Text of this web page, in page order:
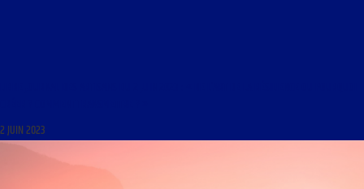
2 JUIN 2023